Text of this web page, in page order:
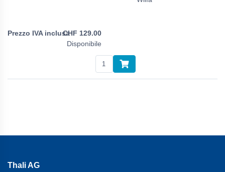
CHF 129.00
Disponibile
Thali AG